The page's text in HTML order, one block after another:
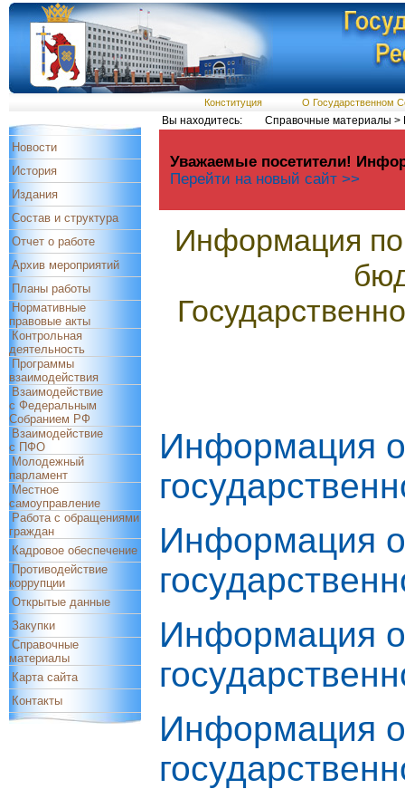
Конституция О Государственном
Новости
История
Издания
Состав и структура
Отчет о работе
Архив мероприятий
Планы работы
Нормативные
правовые акты
Контрольная
деятельность
Программы
взаимодействия
Взаимодействие
с Федеральным
Собранием РФ
Взаимодействие
с ПФО
Молодежный
парламент
Местное
самоуправление
Работа с обращениями
граждан
Кадровое обеспечение
Противодействие
коррупции
Открытые данные
Закупки
Справочные
материалы
Карта сайта
Контакты
Вы находитесь: Справочные материалы >
Уважаемые посетители!
Перейти на новый сайт >>
Информация по
Информация о
Информация о
Информация о
Информация о